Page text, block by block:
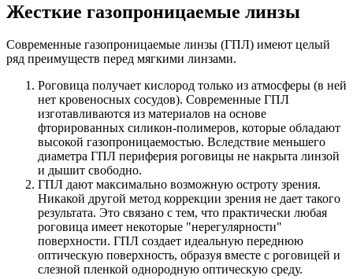
Жесткие газопроницаемые линзы
Современные газопроницаемые линзы (ГПЛ) имеют целый
ряд преимуществ перед мягкими линзами.
Роговица получает кислород только из атмосферы (в ней
нет кровеносных сосудов). Современные ГПЛ
изготавливаются из материалов на основе
фторированных силикон-полимеров, которые обладают
высокой газопроницаемостью. Вследствие меньшего
диаметра ГПЛ периферия роговицы не накрыта линзой
и дышит свободно.
ГПЛ дают максимально возможную остроту зрения.
Никакой другой метод коррекции зрения не дает такого
результата. Это связано с тем, что практически любая
роговица имеет некоторые "нерегулярности"
поверхности. ГПЛ создает идеальную переднюю
оптическую поверхность, образуя вместе с роговицей и
слезной пленкой однородную оптическую среду.